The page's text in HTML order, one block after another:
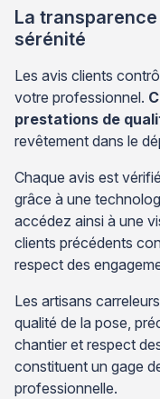
La
sérénité
Les avis clients
votre professionnel.
prestations de
revêtement dans le
Chaque avis est
grâce à une
accédez ainsi à une
clients précédents
respect des
Les artisans
qualité de la pose,
chantier et respect
constituent un gage
professionnelle.